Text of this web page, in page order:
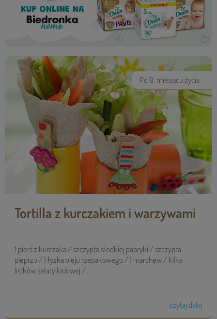
Po 9. miesiącu życia
Tortilla z kurczakiem i warzywami
1 pierś z kurczaka / szczypta słodkiej papryki / szczypta
pieprzu / 1 łyżka oleju rzepakowego / 1 marchew / kilka
listków sałaty lodowej / ...
czytaj dalej